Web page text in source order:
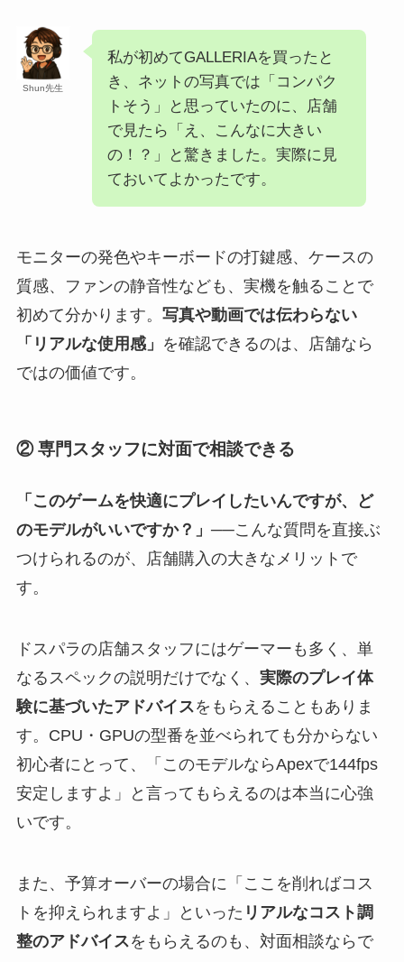
Shun先生
私が初めてGALLERIAを買ったと
き、ネットの写真では「コンパク
トそう」と思っていたのに、店舗
で見たら「え、こんなに大きい
の！？」と驚きました。実際に見
ておいてよかったです。
モニターの発色やキーボードの打鍵感、ケースの
質感、ファンの静音性なども、実機を触ることで
初めて分かります。 写真や動画では伝わらない
「リアルな使用感」 を確認できるのは、店舗なら
ではの価値です。
② 専門スタッフに対面で相談できる
「このゲームを快適にプレイしたいんですが、ど
のモデルがいいですか？」 ──こんな質問を直接ぶ
つけられるのが、店舗購入の大きなメリットで
す。
ドスパラの店舗スタッフにはゲーマーも多く、単
なるスペックの説明だけでなく、 実際のプレイ体
験に基づいたアドバイスをもらえることもありま
す。CPU・GPUの型番を並べられても分からない
初心者にとって、「このモデルならApexで144fps
安定しますよ」と言ってもらえるのは本当に心強
いです。
また、予算オーバーの場合に「ここを削ればコス
トを抑えられますよ」といった リアルなコスト調
整のアドバイスをもらえるのも、対面相談ならで